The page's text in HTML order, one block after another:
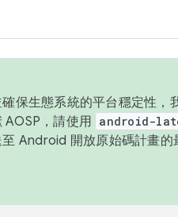
保生態系統的平台穩定性
AOSP，請使用 android-
Android 開放原始碼計畫的